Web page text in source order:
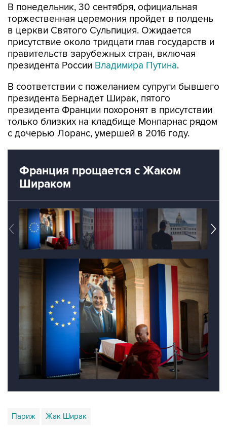
В понедельник, 30 сентября, официальная
торжественная церемония пройдет в полдень
в церкви Святого Сульпиция. Ожидается
присутствие около тридцати глав государств и
правительств зарубежных стран, включая
президента России Владимира Путина.
В соответствии с пожеланием супруги бывшего
президента Бернадет Ширак, пятого
президента Франции похоронят в присутствии
только близких на кладбище Монпарнас рядом
с дочерью Лоранс, умершей в 2016 году.
Франция прощается с Жаком
Шираком
Париж Жак Ширак